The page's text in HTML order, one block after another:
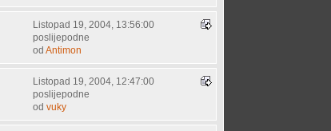
Listopad 19, 2004, 13:56:00
poslijepodne
odAntimon
Listopad 19, 2004, 12:47:00
poslijepodne
odvuky